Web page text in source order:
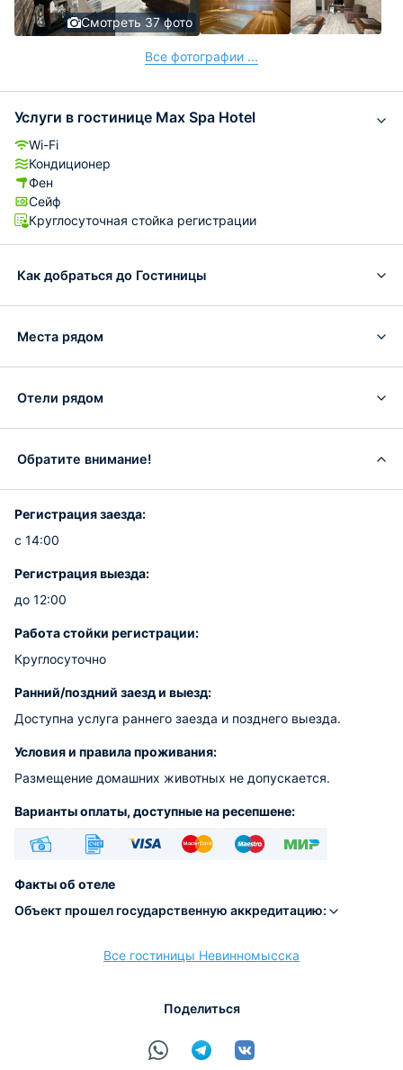
Смотреть 37 фото
Все фотографии ...
Услуги в гостинице Max Spa Hotel
Wi-Fi
Кондиционер
Фен
Сейф
Круглосуточная стойка регистрации
Как добраться до Гостиницы
Места рядом
Отели рядом
Обратите внимание!
Регистрация заезда:
с 14:00
Регистрация выезда:
до 12:00
Работа стойки регистрации:
Круглосуточно
Ранний/поздний заезд и выезд:
Доступна услуга раннего заезда и позднего выезда.
Условия и правила проживания:
Размещение домашних животных не допускается.
Варианты оплаты, доступные на ресепшене:
расчёт
Факты об отеле
Объект прошел государственную аккредитацию:
Все гостиницы Невинномысска
Поделиться